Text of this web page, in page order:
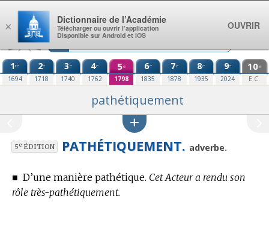
Aller au contenu
1re
1694
2e
1718
3e
1740
4e
1762
5e
1798
6e
1835
7e
1878
8e
1935
9e
2024
10e
E.C.
pathétiquement
5eÉDITION PATHÉTIQUEMENT. adverbe.
■ D’une manière pathétique. Cet Acteur a rendu son
rôle très-pathétiquement.
×
Dictionnaire de l’Académie
Télécharger ou ouvrir l’application
Disponible sur Android et iOS
OUVRIR